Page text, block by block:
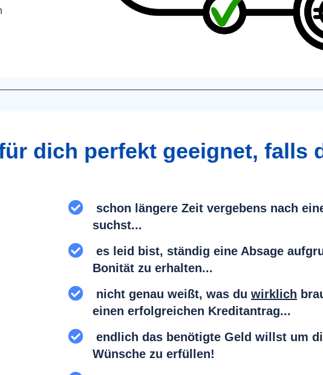
dich perfekt geeignet, falls
schon längere Zeit vergebens nach
suchst...
es leid bist, ständig eine Absage
Bonität zu erhalten...
nicht genau weißt, was du wirklich
einen erfolgreichen Kreditantrag...
endlich das benötigte Geld willst um
Wünsche zu erfüllen!